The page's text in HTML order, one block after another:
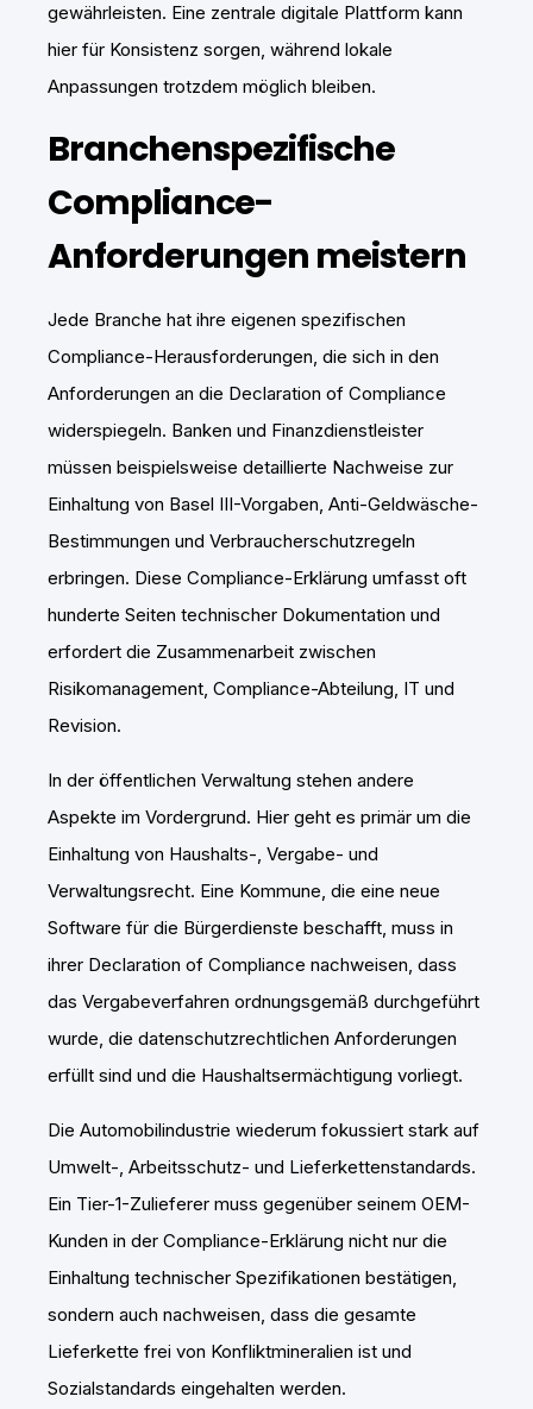
gewährleisten. Eine zentrale digitale Plattform kann
hier für Konsistenz sorgen, während lokale
Anpassungen trotzdem möglich bleiben.
Branchenspezifische
Compliance-
Anforderungen meistern
Jede Branche hat ihre eigenen spezifischen
Compliance-Herausforderungen, die sich in den
Anforderungen an die Declaration of Compliance
widerspiegeln. Banken und Finanzdienstleister
müssen beispielsweise detaillierte Nachweise zur
Einhaltung von Basel III-Vorgaben, Anti-Geldwäsche-
Bestimmungen und Verbraucherschutzregeln
erbringen. Diese Compliance-Erklärung umfasst oft
hunderte Seiten technischer Dokumentation und
erfordert die Zusammenarbeit zwischen
Risikomanagement, Compliance-Abteilung, IT und
Revision.
In der öffentlichen Verwaltung stehen andere
Aspekte im Vordergrund. Hier geht es primär um die
Einhaltung von Haushalts-, Vergabe- und
Verwaltungsrecht. Eine Kommune, die eine neue
Software für die Bürgerdienste beschafft, muss in
ihrer Declaration of Compliance nachweisen, dass
das Vergabeverfahren ordnungsgemäß durchgeführt
wurde, die datenschutzrechtlichen Anforderungen
erfüllt sind und die Haushaltsermächtigung vorliegt.
Die Automobilindustrie wiederum fokussiert stark auf
Umwelt-, Arbeitsschutz- und Lieferkettenstandards.
Ein Tier-1-Zulieferer muss gegenüber seinem OEM-
Kunden in der Compliance-Erklärung nicht nur die
Einhaltung technischer Spezifikationen bestätigen,
sondern auch nachweisen, dass die gesamte
Lieferkette frei von Konfliktmineralien ist und
Sozialstandards eingehalten werden.